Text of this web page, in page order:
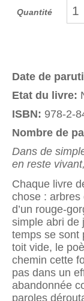
Quantité
Date de
Etat du livre:
ISBN: 978-2-
Nombre de
Dans de
en reste
Chaque livre
chose : arbres
d’un rouge-
simple abri de
temps se sont
toit vide, le
chemin cette
pas dans un
abandonnée
paroles